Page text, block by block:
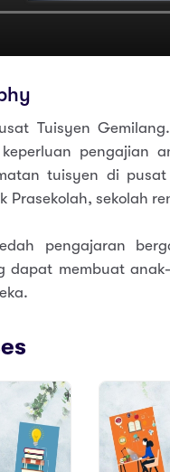
Tuisyen
pengajian
tuisyen di
Prasekolah, sekolah
pengajaran
dapat membuat